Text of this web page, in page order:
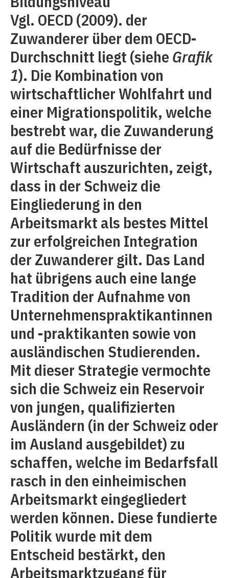
Vgl. OECD (2009). der
Zuwanderer über dem OECD-
Durchschnitt liegt (siehe Grafik
1). Die Kombination von
wirtschaftlicher Wohlfahrt und
einer Migrationspolitik, welche
bestrebt war, die Zuwanderung
auf die Bedürfnisse der
Wirtschaft auszurichten, zeigt,
dass in der Schweiz die
Eingliederung in den
Arbeitsmarkt als bestes Mittel
zur erfolgreichen Integration
der Zuwanderer gilt. Das Land
hat übrigens auch eine lange
Tradition der Aufnahme von
Unternehmenspraktikantinnen
und -praktikanten sowie von
ausländischen Studierenden.
Mit dieser Strategie vermochte
sich die Schweiz ein Reservoir
von jungen, qualifizierten
Ausländern (in der Schweiz oder
im Ausland ausgebildet) zu
schaffen, welche im Bedarfsfall
rasch in den einheimischen
Arbeitsmarkt eingegliedert
werden können. Diese fundierte
Politik wurde mit dem
Entscheid bestärkt, den
Arbeitsmarktzugang für